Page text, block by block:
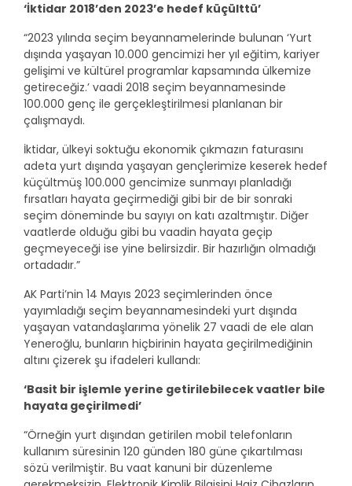
‘İktidar 2018’den 2023’e hedef küçülttü’
“2023 yılında seçim beyannamelerinde bulunan ‘Yurt
dışında yaşayan 10.000 gencimizi her yıl eğitim, kariyer
gelişimi ve kültürel programlar kapsamında ülkemize
getireceğiz.’ vaadi 2018 seçim beyannamesinde
100.000 genç ile gerçekleştirilmesi planlanan bir
çalışmaydı.
İktidar, ülkeyi soktuğu ekonomik çıkmazın faturasını
adeta yurt dışında yaşayan gençlerimize keserek hedef
küçültmüş 100.000 gencimize sunmayı planladığı
fırsatları hayata geçirmediği gibi bir de bir sonraki
seçim döneminde bu sayıyı on katı azaltmıştır. Diğer
vaatlerde olduğu gibi bu vaadin hayata geçip
geçmeyeceği ise yine belirsizdir. Bir hazırlığın olmadığı
ortadadır.”
AK Parti’nin 14 Mayıs 2023 seçimlerinden önce
yayımladığı seçim beyannamesindeki yurt dışında
yaşayan vatandaşlarıma yönelik 27 vaadi de ele alan
Yeneroğlu, bunların hiçbirinin hayata geçirilmediğinin
altını çizerek şu ifadeleri kullandı:
‘Basit bir işlemle yerine getirilebilecek vaatler bile
hayata geçirilmedi’
“Örneğin yurt dışından getirilen mobil telefonların
kullanım süresinin 120 günden 180 güne çıkartılması
sözü verilmiştir. Bu vaat kanuni bir düzenleme